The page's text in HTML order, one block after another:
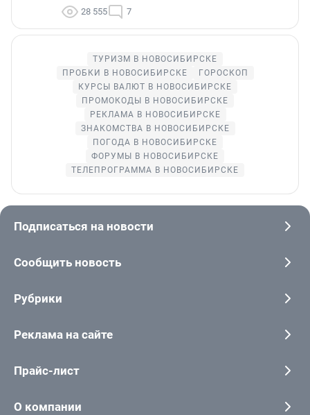
28 555 7
ТУРИЗМ В НОВОСИБИРСКЕ
ПРОБКИ В НОВОСИБИРСКЕ
ГОРОСКОП
КУРСЫ ВАЛЮТ В НОВОСИБИРСКЕ
ПРОМОКОДЫ В НОВОСИБИРСКЕ
РЕКЛАМА В НОВОСИБИРСКЕ
ЗНАКОМСТВА В НОВОСИБИРСКЕ
ПОГОДА В НОВОСИБИРСКЕ
ФОРУМЫ В НОВОСИБИРСКЕ
ТЕЛЕПРОГРАММА В НОВОСИБИРСКЕ
Подписаться на новости
Сообщить новость
Рубрики
Реклама на сайте
Прайс-лист
О компании